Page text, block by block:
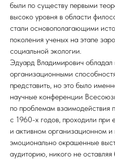
были по существу первыми
высоко уровня в области
стали основополагающими
поколения ученых на этапе
социальной экологии.
Эдуард Владимирович
организационными
представить, но это было
научные конференции
по проблемам взаимодействия
с 1960-х годов, проходили
и активном организационном
эмоционально окрашенные
аудиторию, никого не